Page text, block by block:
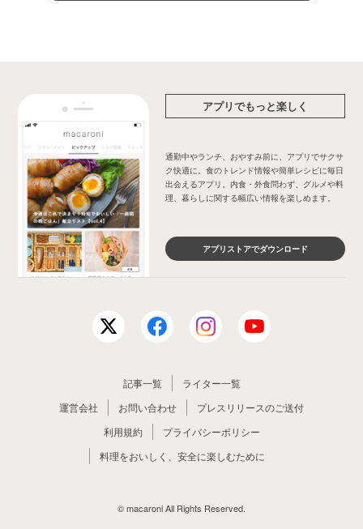
アプリでもっと楽しく
通勤中やランチ、おやすみ前に、アプリでサクサ
ク快適に。食のトレンド情報や簡単レシピに毎日
出会えるアプリ。内食・外食問わず、グルメや料
理、暮らしに関する幅広い情報を楽しめます。
アプリストアでダウンロード
記事一覧
ライター一覧
運営会社
お問い合わせ
プレスリリースのご送付
利用規約
プライバシーポリシー
料理をおいしく、安全に楽しむために
© macaroni All Rights Reserved.